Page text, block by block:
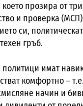
което прозира от
и проверка
си,
гръб.
политици имат
комфортно –
начин и